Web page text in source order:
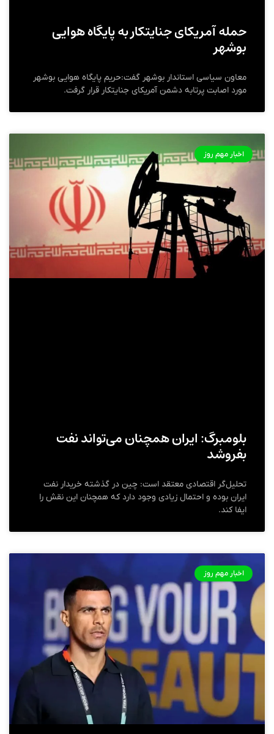
حمله آمریکای جنایتکار به پایگاه هوایی
بوشهر
معاون سیاسی استاندار بوشهر گفت:حریم پایگاه هوایی بوشهر
مورد اصابت پرتابه دشمن آمریکای جنایتکار قرار گرفت.
اخبار مهم روز
بلومبرگ: ایران همچنان می‌تواند نفت
بفروشد
تحلیل‌گر اقتصادی معتقد است: چین در گذشته خریدار نفت
ایران بوده و احتمال زیادی وجود دارد که همچنان این نقش را
ایفا کند.
اخبار مهم روز